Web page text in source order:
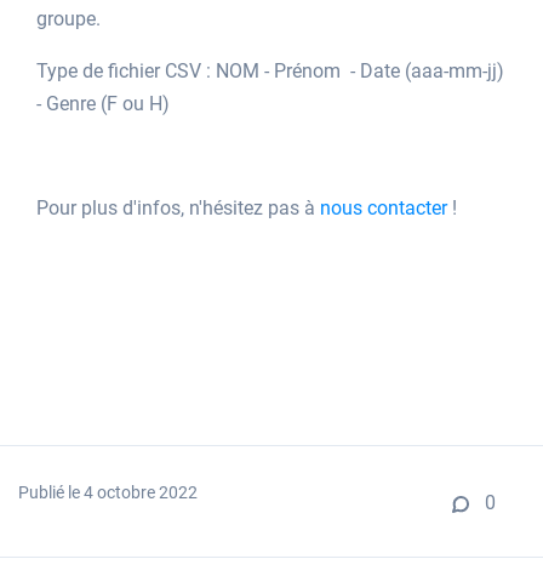
groupe.
Type de fichier CSV : NOM - Prénom - Date (aaa-mm-jj)
- Genre (F ou H)
Pour plus d'infos, n'hésitez pas à nous contacter!
Publié le 4 octobre 2022 0